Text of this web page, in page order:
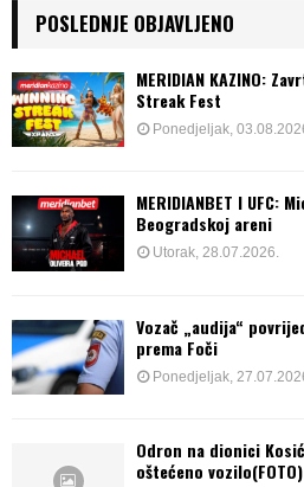
POSLEDNJE OBJAVLJENO
MERIDIAN KAZINO:
Streak Fest
Ponedjeljak,
MERIDIANBET I UFC:
Beogradskoj areni
Utorak, 28.07.2026.
Vozač „audija“
prema Foči
Ponedjeljak,
Odron na dionici
oštećeno vozilo(FOTO)